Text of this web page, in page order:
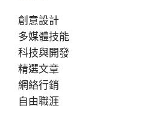
創意設計
多媒體技能
科技與開發
精選文章
網絡行銷
自由職涯